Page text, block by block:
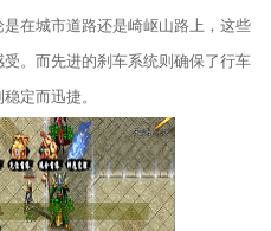
在城市道路还是崎岖山路上，这些
。而先进的刹车系统则确保了行车
定而迅捷。